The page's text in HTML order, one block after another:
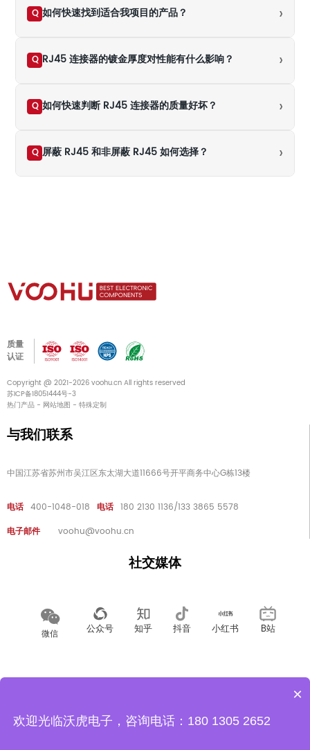
Q 如何快速找到适合我项目的产品？ ›
Q RJ45 连接器的镀金厚度对性能有什么影响？ ›
Q 如何快速判断 RJ45 连接器的质量好坏？ ›
Q 屏蔽 RJ45 和非屏蔽 RJ45 如何选择？ ›
质量
认证
Copyright @ 2021-2026 voohu.cn All rights reserved
苏ICP备18051444号-3
热门产品 - 网站地图 - 特殊定制
与我们联系
中国江苏省苏州市吴江区东太湖大道11666号开平商务中心G栋13楼
电话 400-1048-018 电话 180 2130 1136/133 3865 5578
电子邮件
voohu@voohu.cn
社交媒体
微信 公众号 知乎 抖音 小红书 B站
×
欢迎光临沃虎电子，咨询电话：180 1305 2652